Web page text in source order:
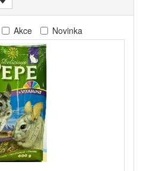
Akce Novinka